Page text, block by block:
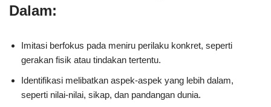
Dalam:
Imitasi berfokus pada meniru perilaku konkret, seperti
gerakan fisik atau tindakan tertentu.
Identifikasi melibatkan aspek-aspek yang lebih dalam,
seperti nilai-nilai, sikap, dan pandangan dunia.